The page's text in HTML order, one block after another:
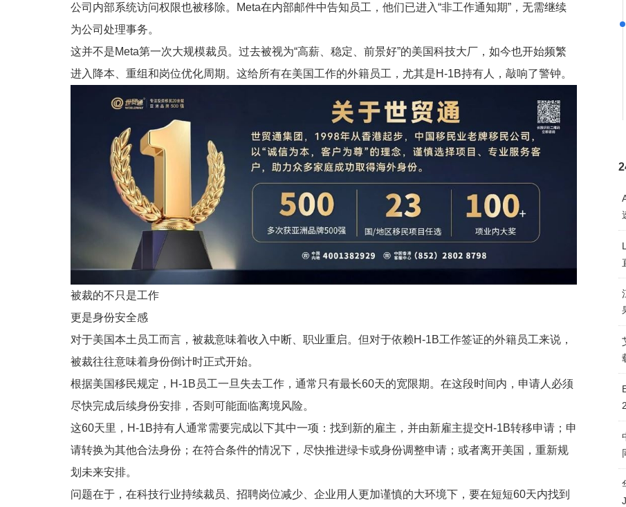
公司内部系统访问权限也被移除。Meta在内部邮件中告知员工，他们已进入“非工作通知期”，无需继续
为公司处理事务。
这并不是Meta第一次大规模裁员。过去被视为“高薪、稳定、前景好”的美国科技大厂，如今也开始频繁
进入降本、重组和岗位优化周期。这给所有在美国工作的外籍员工，尤其是H-1B持有人，敲响了警钟。
被裁的不只是工作
更是身份安全感
对于美国本土员工而言，被裁意味着收入中断、职业重启。但对于依赖H-1B工作签证的外籍员工来说，
被裁往往意味着身份倒计时正式开始。
根据美国移民规定，H-1B员工一旦失去工作，通常只有最长60天的宽限期。在这段时间内，申请人必须
尽快完成后续身份安排，否则可能面临离境风险。
这60天里，H-1B持有人通常需要完成以下其中一项：找到新的雇主，并由新雇主提交H-1B转移申请；申
请转换为其他合法身份；在符合条件的情况下，尽快推进绿卡或身份调整申请；或者离开美国，重新规
划未来安排。
问题在于，在科技行业持续裁员、招聘岗位减少、企业用人更加谨慎的大环境下，要在短短60天内找到